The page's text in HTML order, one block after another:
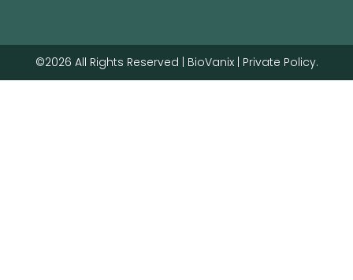
©2026 All Rights Reserved | BioVanix | Private Policy.